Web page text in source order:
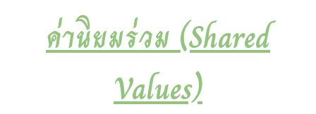
ค่านิยมร่วม (Shared
Values)